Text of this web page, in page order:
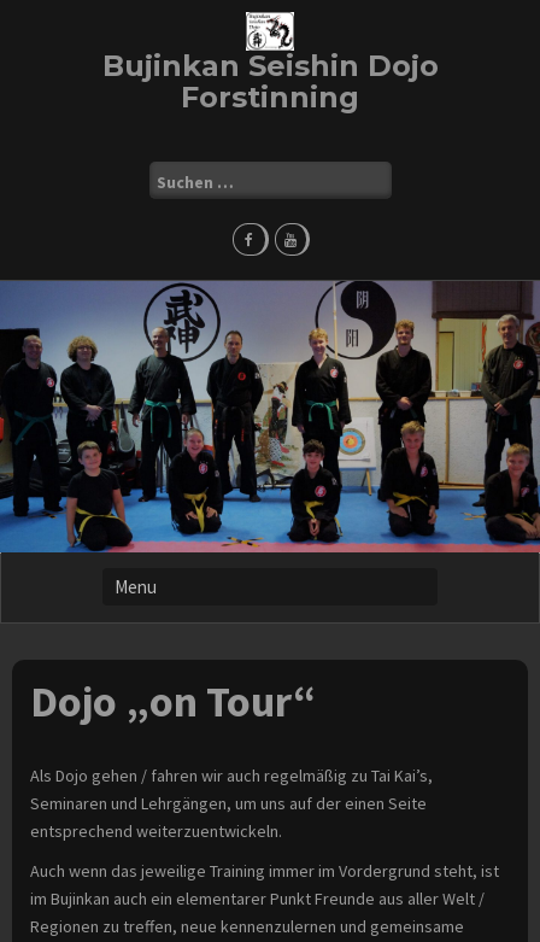
Bujinkan Seishin Dojo
Forstinning
Suchen
nach:
Dojo „on Tour“
Als Dojo gehen / fahren wir auch regelmäßig zu Tai Kai’s,
Seminaren und Lehrgängen, um uns auf der einen Seite
entsprechend weiterzuentwickeln.
Auch wenn das jeweilige Training immer im Vordergrund steht, ist
im Bujinkan auch ein elementarer Punkt Freunde aus aller Welt /
Regionen zu treffen, neue kennenzulernen und gemeinsame